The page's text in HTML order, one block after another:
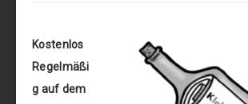
Kostenlos
Regelmäßi
g auf dem